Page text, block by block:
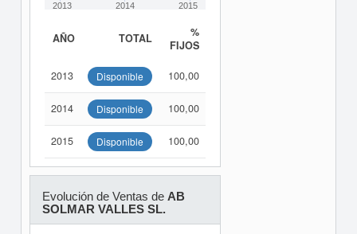
2013 2014 2015
AÑO TOTAL
%
FIJOS
2013 Disponible 100,00
2014 Disponible 100,00
2015 Disponible 100,00
Evolución de Ventas de AB
SOLMAR VALLES SL.